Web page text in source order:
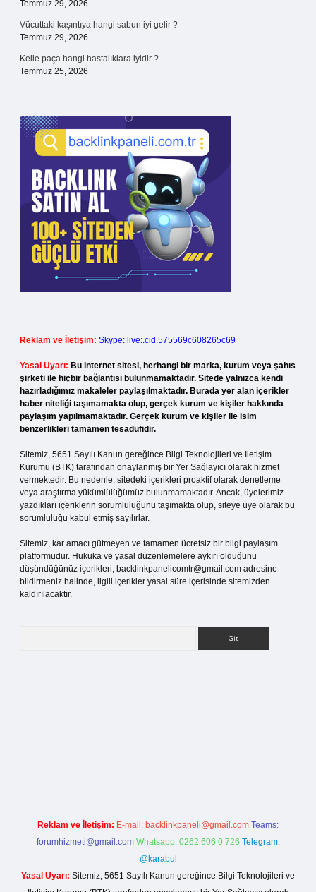
Temmuz 29, 2026
Vücuttaki kaşıntıya hangi sabun iyi gelir ?
Temmuz 29, 2026
Kelle paça hangi hastalıklara iyidir ?
Temmuz 25, 2026
Reklam ve İletişim: Skype: live:.cid.575569c608265c69
Yasal Uyarı: Bu internet sitesi, herhangi bir marka, kurum veya şahıs
şirketi ile hiçbir bağlantısı bulunmamaktadır. Sitede yalnızca kendi
hazırladığımız makaleler paylaşılmaktadır. Burada yer alan içerikler
haber niteliği taşımamakta olup, gerçek kurum ve kişiler hakkında
paylaşım yapılmamaktadır. Gerçek kurum ve kişiler ile isim
benzerlikleri tamamen tesadüfidir.
Sitemiz, 5651 Sayılı Kanun gereğince Bilgi Teknolojileri ve İletişim
Kurumu (BTK) tarafından onaylanmış bir Yer Sağlayıcı olarak hizmet
vermektedir. Bu nedenle, sitedeki içerikleri proaktif olarak denetleme
veya araştırma yükümlülüğümüz bulunmamaktadır. Ancak, üyelerimiz
yazdıkları içeriklerin sorumluluğunu taşımakta olup, siteye üye olarak bu
sorumluluğu kabul etmiş sayılırlar.
Sitemiz, kar amacı gütmeyen ve tamamen ücretsiz bir bilgi paylaşım
platformudur. Hukuka ve yasal düzenlemelere aykırı olduğunu
düşündüğünüz içerikleri, backlinkpanelicomtr@gmail.com adresine
bildirmeniz halinde, ilgili içerikler yasal süre içerisinde sitemizden
kaldırılacaktır.
Reklam ve İletişim: E-mail: backlinkpaneli@gmail.com Teams:
forumhizmeti@gmail.com Whatsapp: 0262 606 0 726 Telegram:
@karabul
Yasal Uyarı: Sitemiz, 5651 Sayılı Kanun gereğince Bilgi Teknolojileri ve